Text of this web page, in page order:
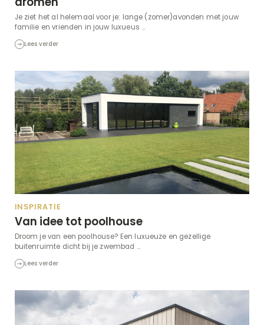
Je ziet het al helemaal voor je: lange (zomer)avonden met jouw
familie en vrienden in jouw luxueus ...
Lees verder
INSPIRATIE
Van idee tot poolhouse
Droom je van een poolhouse? Een luxueuze en gezellige
buitenruimte dicht bij je zwembad ...
Lees verder